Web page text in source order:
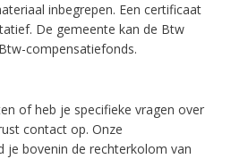
inbegrepen. Een certificaat
De gemeente kan de Btw
compensatiefonds.
of heb je specifieke vragen over
contact op. Onze
je bovenin de rechterkolom van